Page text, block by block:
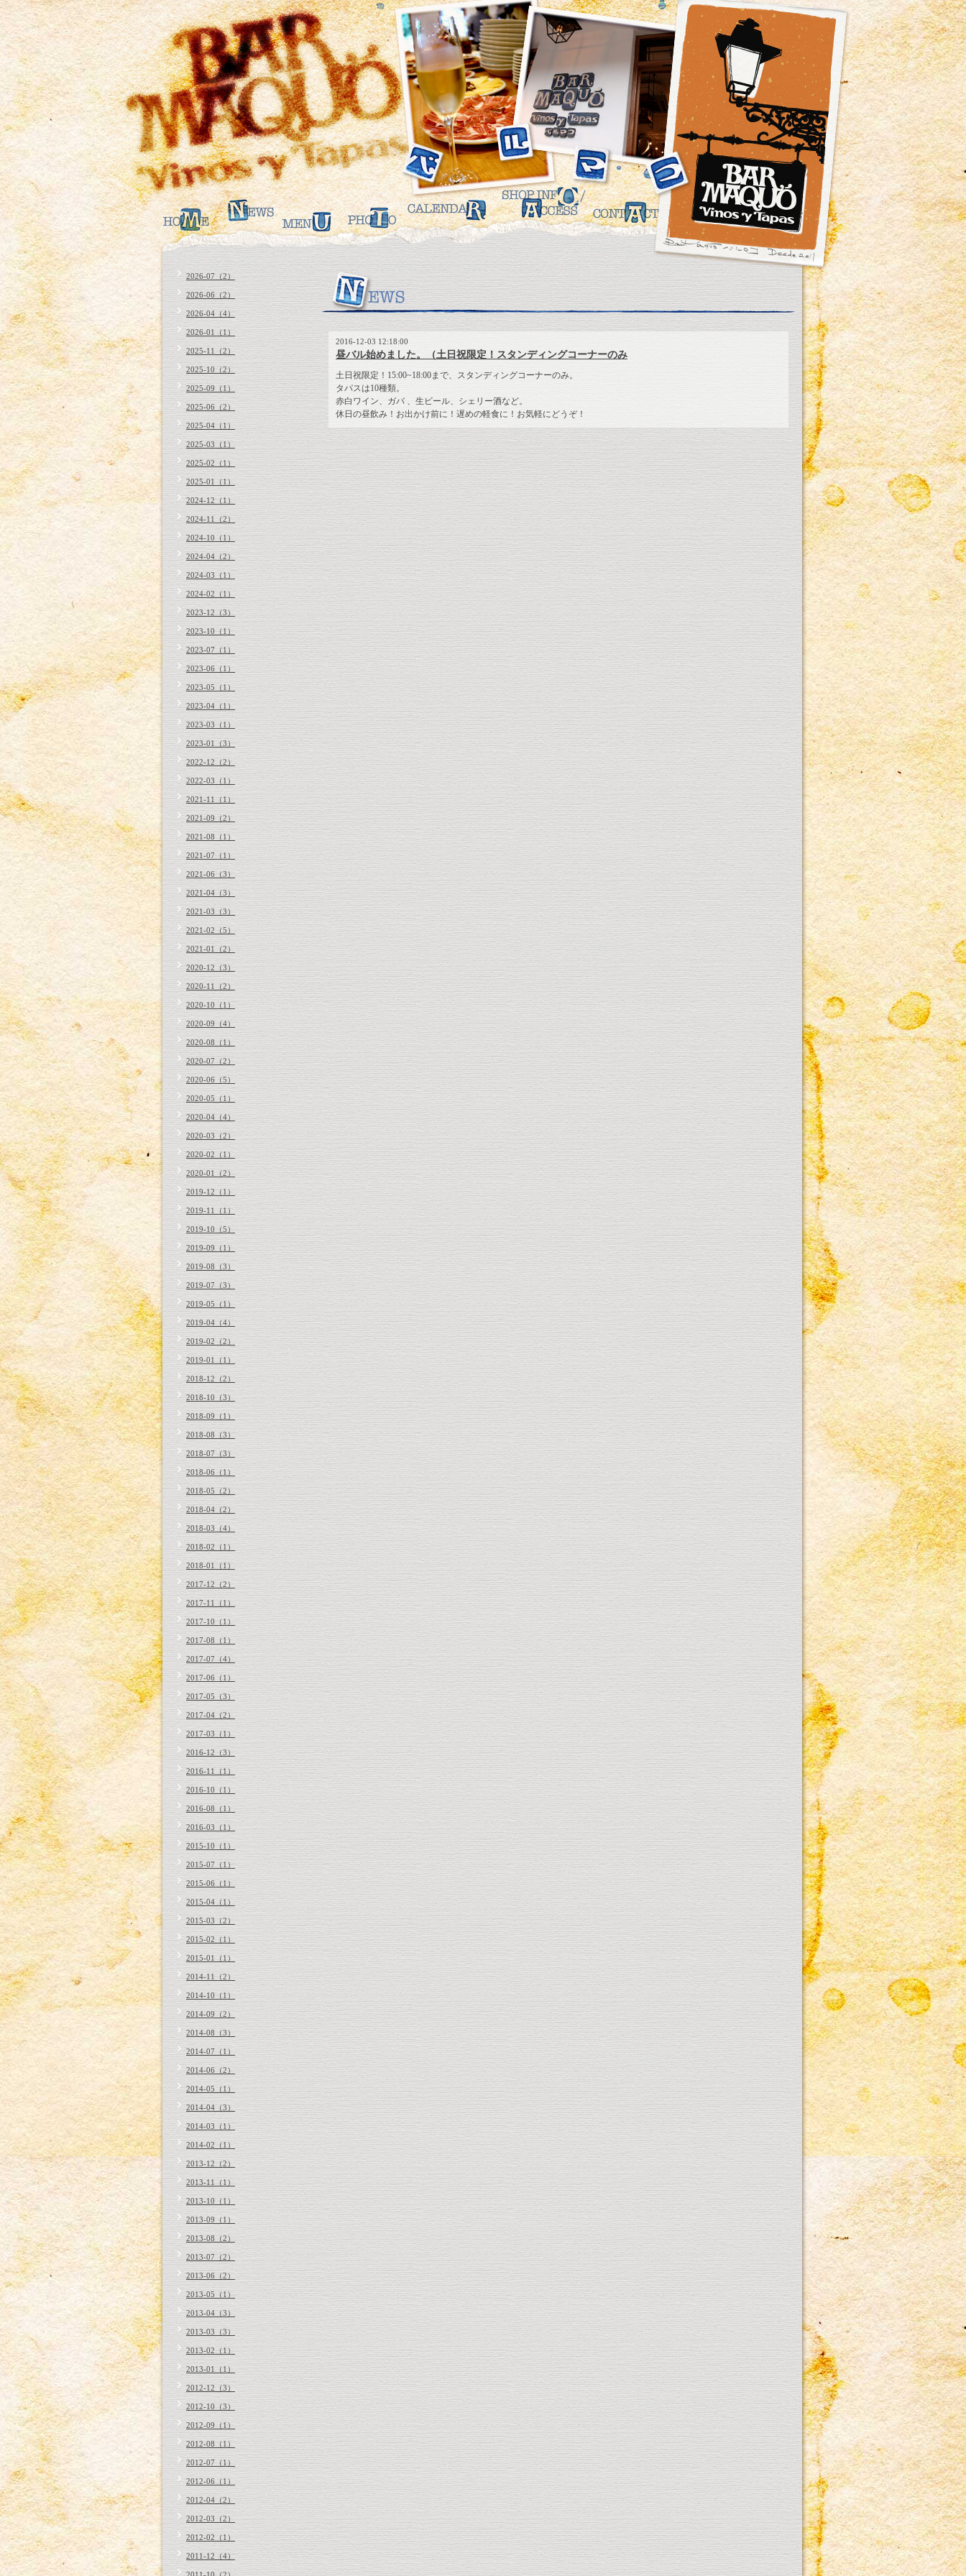
2016-12-03 12:18:00
昼バル始めました。（土日祝限定！スタンディングコーナーのみ
土日祝限定！15:00~18:00まで、スタンディングコーナーのみ。
タパスは10種類。
赤白ワイン、ガバ 、生ビール、シェリー酒など。
休日の昼飲み！お出かけ前に！遅めの軽食に！お気軽にどうぞ！
2026-07（2）
2026-06（2）
2026-04（4）
2026-01（1）
2025-11（2）
2025-10（2）
2025-09（1）
2025-06（2）
2025-04（1）
2025-03（1）
2025-02（1）
2025-01（1）
2024-12（1）
2024-11（2）
2024-10（1）
2024-04（2）
2024-03（1）
2024-02（1）
2023-12（3）
2023-10（1）
2023-07（1）
2023-06（1）
2023-05（1）
2023-04（1）
2023-03（1）
2023-01（3）
2022-12（2）
2022-03（1）
2021-11（1）
2021-09（2）
2021-08（1）
2021-07（1）
2021-06（3）
2021-04（3）
2021-03（3）
2021-02（5）
2021-01（2）
2020-12（3）
2020-11（2）
2020-10（1）
2020-09（4）
2020-08（1）
2020-07（2）
2020-06（5）
2020-05（1）
2020-04（4）
2020-03（2）
2020-02（1）
2020-01（2）
2019-12（1）
2019-11（1）
2019-10（5）
2019-09（1）
2019-08（3）
2019-07（3）
2019-05（1）
2019-04（4）
2019-02（2）
2019-01（1）
2018-12（2）
2018-10（3）
2018-09（1）
2018-08（3）
2018-07（3）
2018-06（1）
2018-05（2）
2018-04（2）
2018-03（4）
2018-02（1）
2018-01（1）
2017-12（2）
2017-11（1）
2017-10（1）
2017-08（1）
2017-07（4）
2017-06（1）
2017-05（3）
2017-04（2）
2017-03（1）
2016-12（3）
2016-11（1）
2016-10（1）
2016-08（1）
2016-03（1）
2015-10（1）
2015-07（1）
2015-06（1）
2015-04（1）
2015-03（2）
2015-02（1）
2015-01（1）
2014-11（2）
2014-10（1）
2014-09（2）
2014-08（3）
2014-07（1）
2014-06（2）
2014-05（1）
2014-04（3）
2014-03（1）
2014-02（1）
2013-12（2）
2013-11（1）
2013-10（1）
2013-09（1）
2013-08（2）
2013-07（2）
2013-06（2）
2013-05（1）
2013-04（3）
2013-03（3）
2013-02（1）
2013-01（1）
2012-12（3）
2012-10（3）
2012-09（1）
2012-08（1）
2012-07（1）
2012-06（1）
2012-04（2）
2012-03（2）
2012-02（1）
2011-12（4）